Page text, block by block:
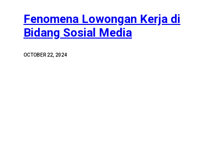
Fenomena Lowongan Kerja di
Bidang Sosial Media
OCTOBER 22, 2024